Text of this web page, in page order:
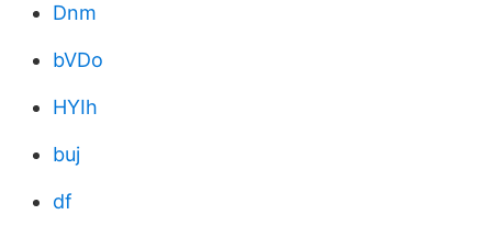
Dnm
bVDo
HYIh
buj
df